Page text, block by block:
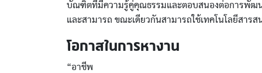
บัณฑิตที่มีความรู้คู่คุณธรรมและตอบสนองต่อการพัฒน
และสามารถ ขณะเดียวกันสามารถใช้เทคโนโลยีสาร
โอกาสในการหางาน
“อาชีพ